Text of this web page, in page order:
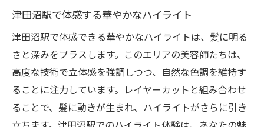
津田沼駅で体感する華やかなハイライト
津田沼駅で体感できる華やかなハイライトは、髪に明る
さと深みをプラスします。このエリアの美容師たちは、
高度な技術で立体感を強調しつつ、自然な色調を維持す
ることに注力しています。レイヤーカットと組み合わせ
ることで、髪に動きが生まれ、ハイライトがさらに引き